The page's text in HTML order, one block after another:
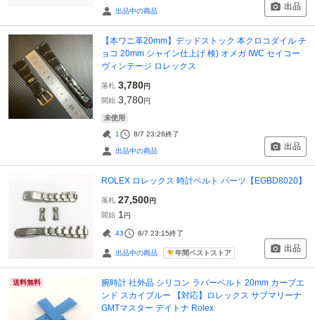
出品中の商品 出品
【本ワニ革20mm】デッドストック 本クロコダイル チ
ョコ 20mm シャイン仕上げ 検) オメガ IWC セイコー
ヴィンテージ ロレックス
落札 3,780円
開始 3,780円
未使用
1 8/7 23:26終了
出品中の商品 出品
ROLEX ロレックス 時計ベルト パーツ【EGBD8020】
落札 27,500円
開始 1 円
43 8/7 23:15終了
出品中の商品 年間ベストストア 出品
送料無料
腕時計 社外品 シリコン ラバーベルト 20mm カーブエ
ンド スカイブルー 【対応】ロレックス サブマリーナ
GMTマスター デイトナ Rolex